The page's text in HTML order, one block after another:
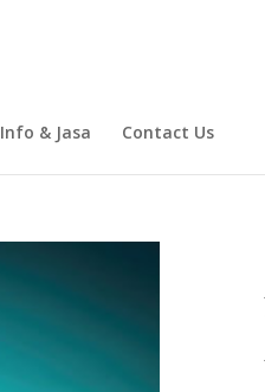
Info & Jasa Contact Us